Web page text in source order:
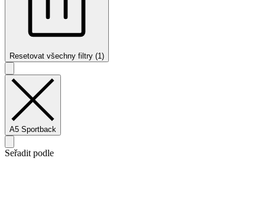
Resetovat všechny filtry (1)
A5 Sportback
Seřadit podle